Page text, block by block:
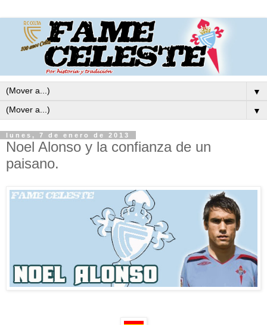
▼
▼
lunes, 7 de enero de 2013
Noel Alonso y la confianza de un
paisano.